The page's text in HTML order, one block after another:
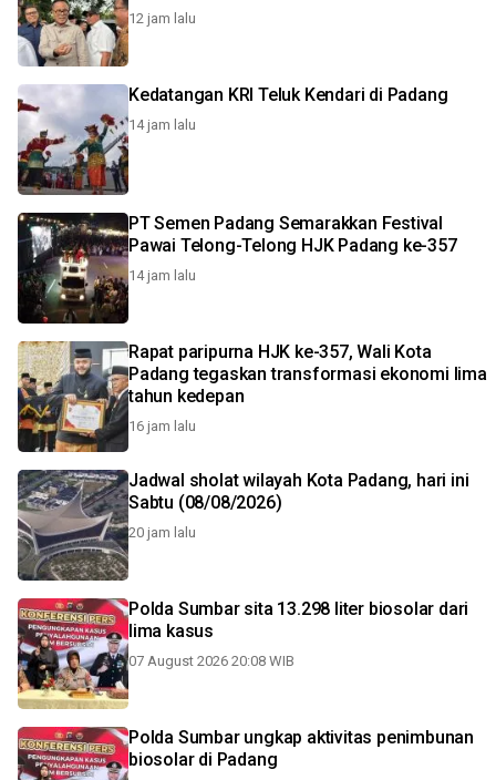
12 jam lalu
Kedatangan KRI Teluk Kendari di Padang
14 jam lalu
PT Semen Padang Semarakkan Festival
Pawai Telong-Telong HJK Padang ke-357
14 jam lalu
Rapat paripurna HJK ke-357, Wali Kota
Padang tegaskan transformasi ekonomi lima
tahun kedepan
16 jam lalu
Jadwal sholat wilayah Kota Padang, hari ini
Sabtu (08/08/2026)
20 jam lalu
Polda Sumbar sita 13.298 liter biosolar dari
lima kasus
07 August 2026 20:08 WIB
Polda Sumbar ungkap aktivitas penimbunan
biosolar di Padang